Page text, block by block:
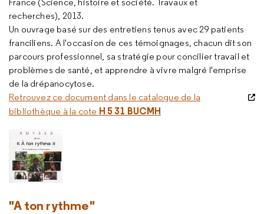
recherches), 2013.
Un ouvrage basé sur des entretiens tenus avec 29 patients
franciliens. A l'occasion de ces témoignages, chacun dit son
parcours professionnel, sa stratégie pour concilier travail et
problèmes de santé, et apprendre à vivre malgré l'emprise
de la drépanocytose.
Retrouvez ce document dans le catalogue de la
bibliothèque à la cote H 5 31 BUCMH
"A ton rythme"